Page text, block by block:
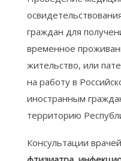
граждан для
временное
жительство, или
на работу в
иностранным
территорию
Консультации